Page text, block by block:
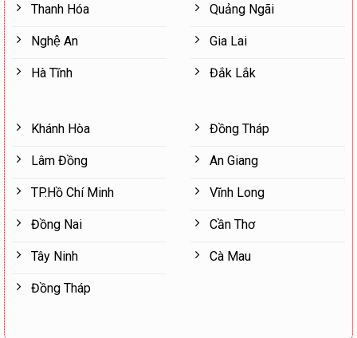
Thanh Hóa
Nghệ An
Hà Tĩnh
Quảng Ngãi
Gia Lai
Đắk Lắk
Khánh Hòa
Lâm Đồng
TP.Hồ Chí Minh
Đồng Nai
Tây Ninh
Đồng Tháp
Đồng Tháp
An Giang
Vĩnh Long
Cần Thơ
Cà Mau